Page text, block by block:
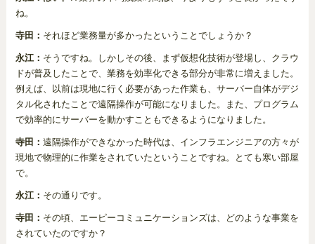
ね。
寺田： それほど業務量が多かったということでしょうか？
永江： そうですね。しかしその後、まず仮想化技術が登場し、クラウ
ドが普及したことで、業務を効率化できる部分が非常に増えました。
例えば、以前は現地に行く必要があった作業も、サーバー自体がデジ
タル化されたことで遠隔操作が可能になりました。また、プログラム
で効率的にサーバーを動かすこともできるようになりました。
寺田： 遠隔操作ができなかった時代は、インフラエンジニアの方々が
現地で物理的に作業をされていたということですね。とても寒い部屋
で。
永江： その通りです。
寺田： その頃、エーピーコミュニケーションズは、どのような事業を
されていたのですか？